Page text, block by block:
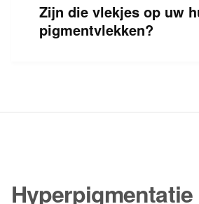
Zijn die vlekjes op uw
pigmentvlekken?